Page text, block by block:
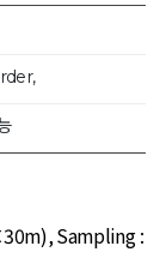
Sampling :